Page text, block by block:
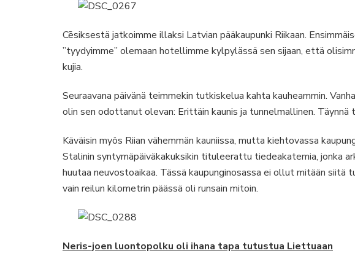
Cēsiksestä jatkoimme illaksi Latvian pääkaupunki Riikaan.
”tyydyimme” olemaan hotellimme kylpylässä sen sijaan, että
kujia.
Seuraavana päivänä teimmekin tutkiskelua kahta kauheammin.
olin sen odottanut olevan: Erittäin kaunis ja tunnelmallinen.
Käväisin myös Riian vähemmän kauniissa, mutta kiehtovassa
Stalinin syntymäpäiväkakuksikin tituleerattu tiedeakatemia, jonka
huutaa neuvostoaikaa. Tässä kaupunginosassa ei ollut mitään siitä
vain reilun kilometrin päässä oli runsain mitoin.
Neris-joen luontopolku oli ihana tapa tutustua Liettuaan